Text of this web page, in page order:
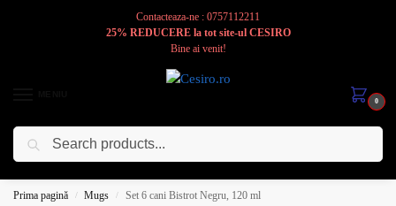
Contacteaza-ne : 0757112211
25% REDUCERE la tot site-ul CESIRO
Bine ai venit!
0
Cesiro
Prima pagină / Mugs / Set 6 cani Bistrot Negru, 120 ml